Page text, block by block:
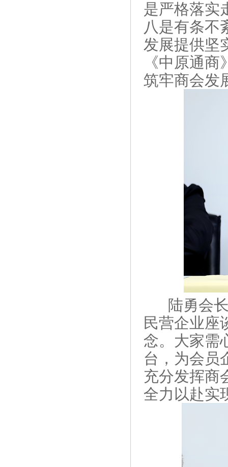
是严格落实
八是有条不
发展提供坚
《中原通
筑牢商会发
陆勇会
民营企业座
念。大家需
台，为会员
充分发挥商
全力以赴实